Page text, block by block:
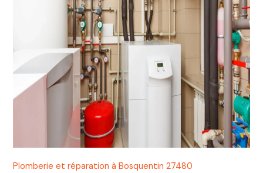
Plomberie et réparation à Bosquentin 27480